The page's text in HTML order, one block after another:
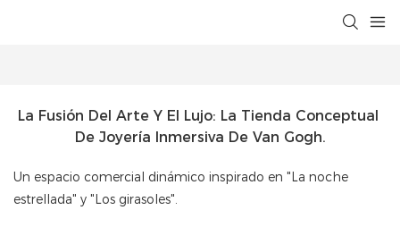
La Fusión Del Arte Y El Lujo: La Tienda Conceptual
De Joyería Inmersiva De Van Gogh.
Un espacio comercial dinámico inspirado en "La noche
estrellada" y "Los girasoles".